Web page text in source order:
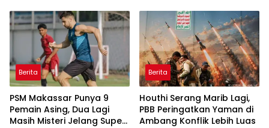
Berita
PSM Makassar Punya 9
Pemain Asing, Dua Lagi
Masih Misteri Jelang Super
Berita
Houthi Serang Marib Lagi,
PBB Peringatkan Yaman di
Ambang Konflik Lebih Luas